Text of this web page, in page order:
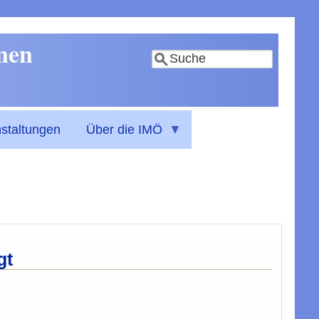
Suche
Über die IMÖ